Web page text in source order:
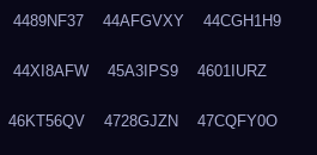
4489NF37 44AFGVXY 44CGH1H9
44XI8AFW 45A3IPS9 4601IURZ
46KT56QV 4728GJZN 47CQFY0O